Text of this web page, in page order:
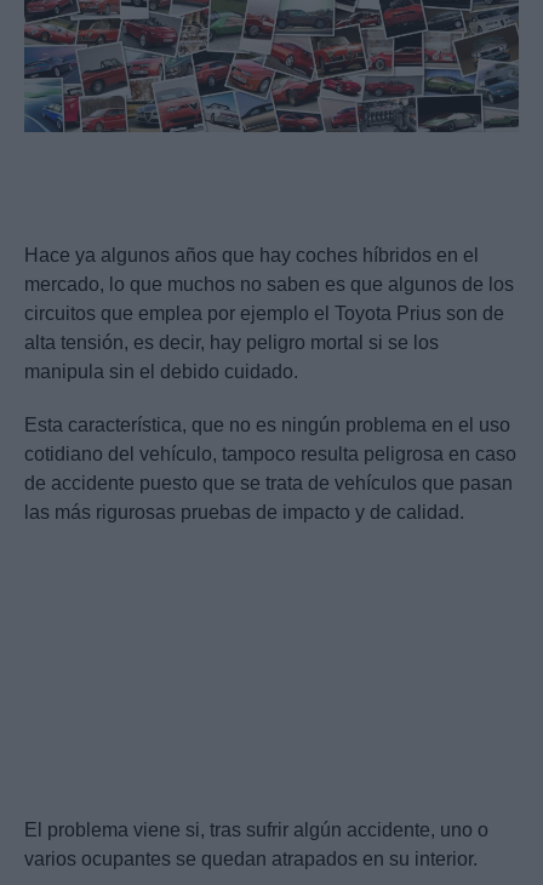
Hace ya algunos años que hay coches híbridos en el
mercado, lo que muchos no saben es que algunos de los
circuitos que emplea por ejemplo el Toyota Prius son de
alta tensión, es decir, hay peligro mortal si se los
manipula sin el debido cuidado.
Esta característica, que no es ningún problema en el uso
cotidiano del vehículo, tampoco resulta peligrosa en caso
de accidente puesto que se trata de vehículos que pasan
las más rigurosas pruebas de impacto y de calidad.
El problema viene si, tras sufrir algún accidente, uno o
varios ocupantes se quedan atrapados en su interior.